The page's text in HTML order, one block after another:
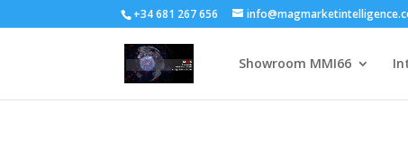
+34 681 267 656
Showroom MMI66